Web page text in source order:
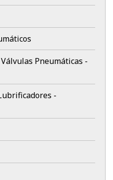
Pneumáticas -
-